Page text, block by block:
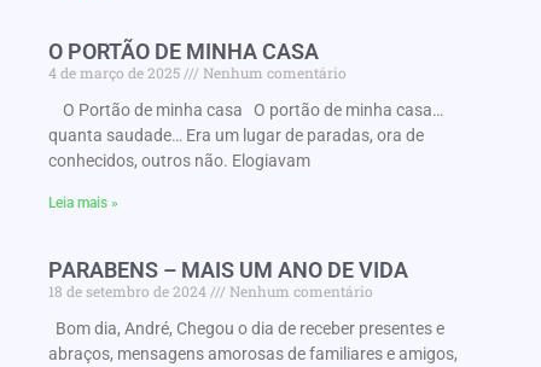
O PORTÃO DE MINHA CASA
4 de março de 2025
Nenhum comentário
O Portão de minha casa O portão de minha casa…
quanta saudade… Era um lugar de paradas, ora de
conhecidos, outros não. Elogiavam
Leia mais »
PARABENS – MAIS UM ANO DE VIDA
18 de setembro de 2024
Nenhum comentário
Bom dia, André, Chegou o dia de receber presentes e
abraços, mensagens amorosas de familiares e amigos,